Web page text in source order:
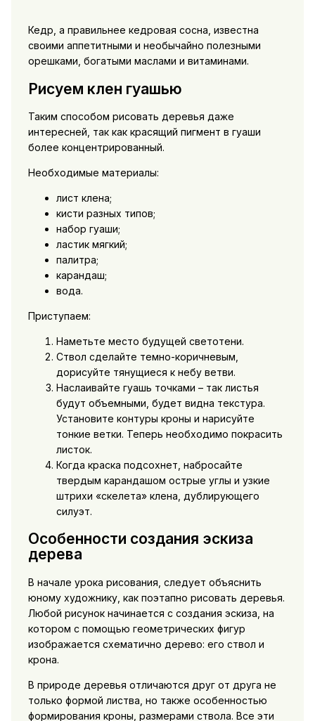
Кедр, а правильнее кедровая сосна, известна
своими аппетитными и необычайно полезными
орешками, богатыми маслами и витаминами.
Рисуем клен гуашью
Таким способом рисовать деревья даже
интересней, так как красящий пигмент в гуаши
более концентрированный.
Необходимые материалы:
лист клена;
кисти разных типов;
набор гуаши;
ластик мягкий;
палитра;
карандаш;
вода.
Приступаем:
Наметьте место будущей светотени.
Ствол сделайте темно-коричневым,
дорисуйте тянущиеся к небу ветви.
Наслаивайте гуашь точками – так листья
будут объемными, будет видна текстура.
Установите контуры кроны и нарисуйте
тонкие ветки. Теперь необходимо покрасить
листок.
Когда краска подсохнет, набросайте
твердым карандашом острые углы и узкие
штрихи «скелета» клена, дублирующего
силуэт.
Особенности создания эскиза
дерева
В начале урока рисования, следует объяснить
юному художнику, как поэтапно рисовать деревья.
Любой рисунок начинается с создания эскиза, на
котором с помощью геометрических фигур
изображается схематично дерево: его ствол и
крона.
В природе деревья отличаются друг от друга не
только формой листва, но также особенностью
формирования кроны, размерами ствола. Все эти